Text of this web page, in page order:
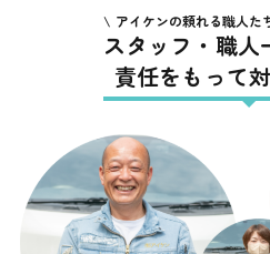
アイケンの頼れる職人た
スタッフ・職人
責任をもって